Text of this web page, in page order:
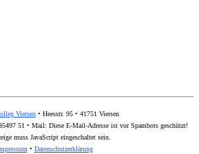
Viersen• Heesstr. 95 • 41751 Viersen
51 • Mail: Diese E-Mail-Adresse ist vor Spambots geschützt!
muss JavaScript eingeschaltet sein.
• Datenschutzerklärung